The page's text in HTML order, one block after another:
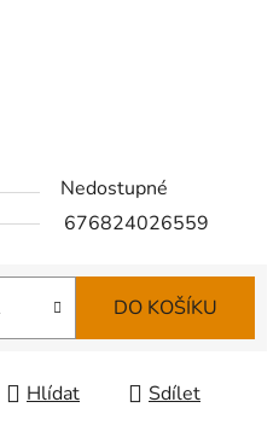
Nedostupné
676824026559
DO KOŠÍKU
Hlídat Sdílet